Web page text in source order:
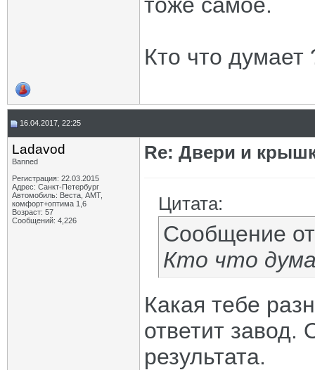
Кто что думает
16.04.2017, 22:25
Ladavod
Banned
Регистрация: 22.03.2015
Адрес: Санкт-Петербург
Автомобиль: Веста, АМТ,
комфорт+оптима 1,6
Возраст: 57
Сообщений: 4,226
Re: Двери и
Цитата:
Сообщение
Кто что
Какая тебе
ответит завод.
результата.